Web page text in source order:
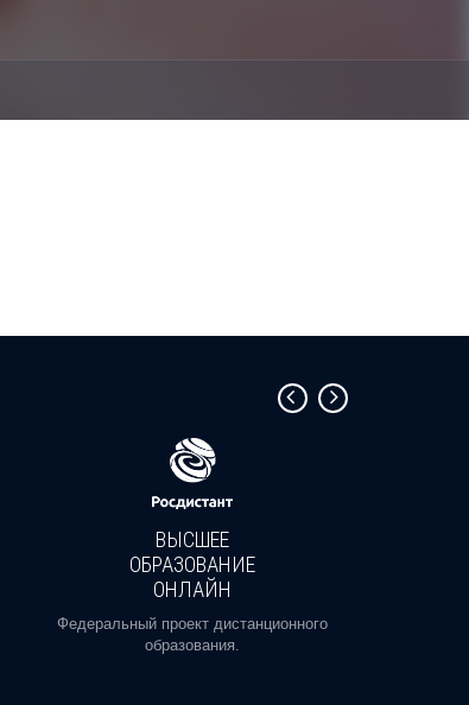
ВЫСШЕЕ
ОБРАЗОВАНИЕ
ОНЛАЙН
Федеральный проект дистанционного
образования.